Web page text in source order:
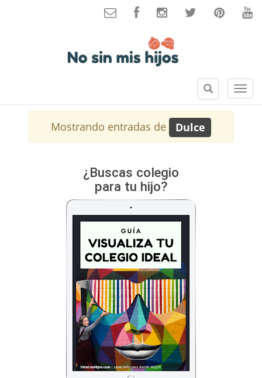
S
e
B
u
s
c
a
Mostrando entradas de Dulce
¿Buscas colegio
para tu hijo?